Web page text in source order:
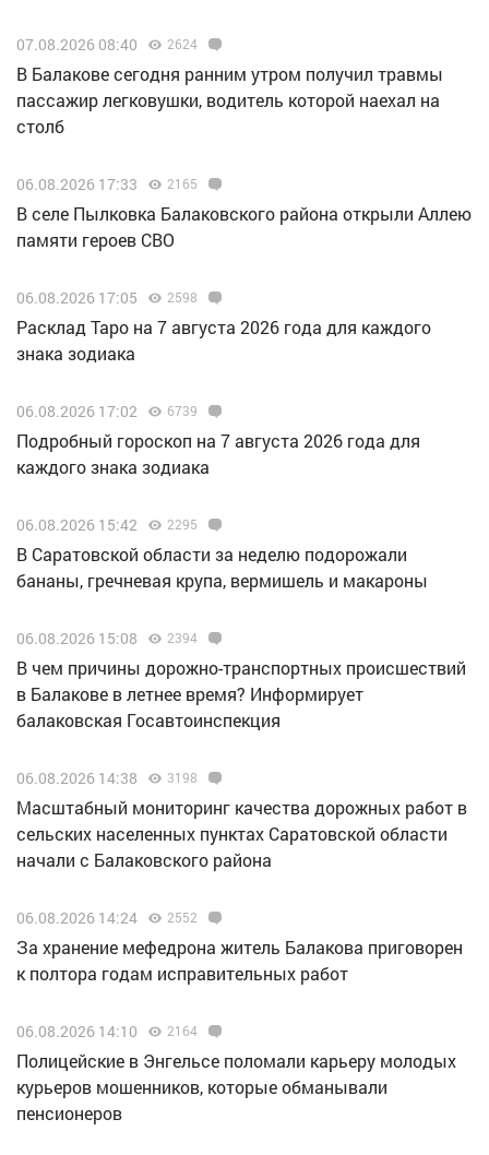
07.08.2026 08:40 2624
В Балакове сегодня ранним утром получил травмы
пассажир легковушки, водитель которой наехал на
столб
06.08.2026 17:33 2165
В селе Пылковка Балаковского района открыли Аллею
памяти героев СВО
06.08.2026 17:05 2598
Расклад Таро на 7 августа 2026 года для каждого
знака зодиака
06.08.2026 17:02 6739
Подробный гороскоп на 7 августа 2026 года для
каждого знака зодиака
06.08.2026 15:42 2295
В Саратовской области за неделю подорожали
бананы, гречневая крупа, вермишель и макароны
06.08.2026 15:08 2394
В чем причины дорожно-транспортных происшествий
в Балакове в летнее время? Информирует
балаковская Госавтоинспекция
06.08.2026 14:38 3198
Масштабный мониторинг качества дорожных работ в
сельских населенных пунктах Саратовской области
начали с Балаковского района
06.08.2026 14:24 2552
За хранение мефедрона житель Балакова приговорен
к полтора годам исправительных работ
06.08.2026 14:10 2164
Полицейские в Энгельсе поломали карьеру молодых
курьеров мошенников, которые обманывали
пенсионеров